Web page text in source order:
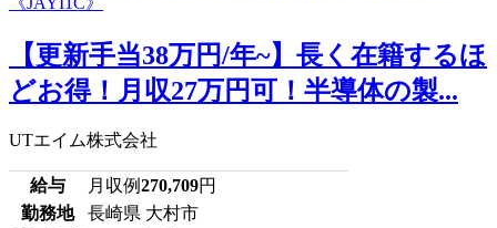
【更新手当38万円/年~】長く在籍するほ
どお得！月収27万円可！半導体の製...
UTエイム株式会社
給与 月収例270,709円
勤務地
長崎県 大村市